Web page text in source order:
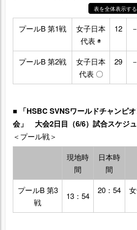
表を全体表示する
プールB 第1戦
女子日本
代表 ◉
12 －
プールB 第2戦
女子日本
代表 〇
29 －
■ 「HSBC SVNSワールドチャンピ
会」 大会2日目（6/6）試合スケジ
＜プール戦＞
現地時
間
日本時
間
プールB 第3
戦
13：54
20：54